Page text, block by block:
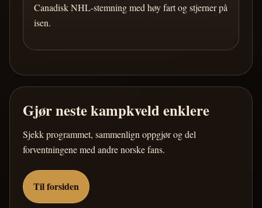
Canadisk NHL-stemning med høy fart og stjerner på
isen.
Gjør neste kampkveld enklere
Sjekk programmet, sammenlign oppgjør og del
forventningene med andre norske fans.
Til forsiden